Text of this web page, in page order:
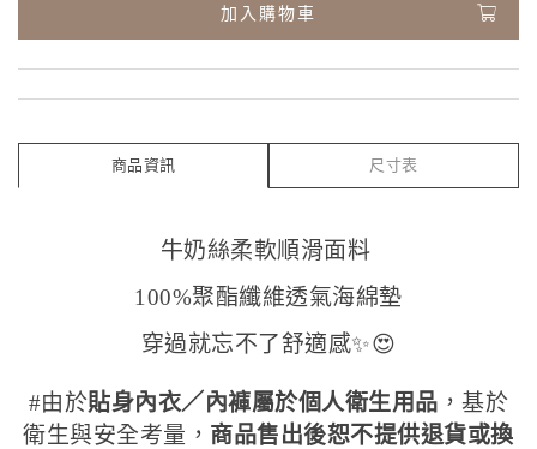
加入購物車
商品資訊 尺寸表
牛奶絲柔軟順滑面料
100%聚酯纖維透氣海綿墊
穿過就忘不了舒適感✨😍
#由於貼身內衣／內褲屬於個人衛生用品 ，基於
衛生與安全考量， 商品售出後恕不提供退貨或換